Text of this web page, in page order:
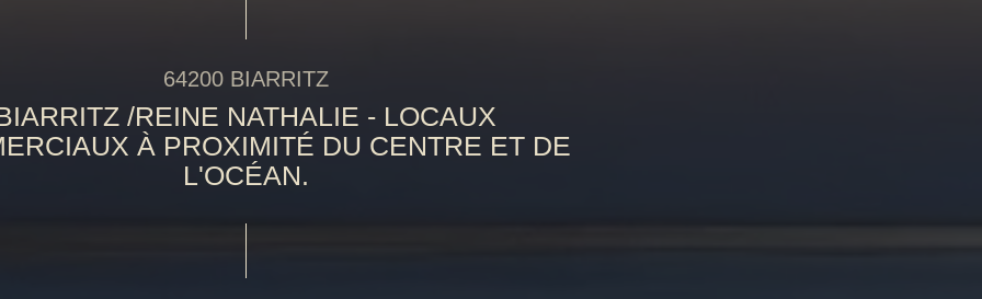
64200 BIARRITZ
/REINE NATHALIE - LOCAUX
À PROXIMITÉ DU CENTRE ET DE
L'OCÉAN.